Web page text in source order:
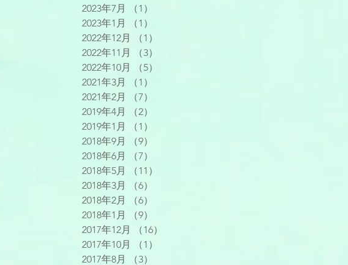
2023年7月
（1）
2023年1月
（1）
2022年12月
（1）
2022年11月
（3）
2022年10月
（5）
2021年3月
（1）
2021年2月
（7）
2019年4月
（2）
2019年1月
（1）
2018年9月
（9）
2018年6月
（7）
2018年5月
（11）
2018年3月
（6）
2018年2月
（6）
2018年1月
（9）
2017年12月
（16）
2017年10月
（1）
2017年8月
（3）